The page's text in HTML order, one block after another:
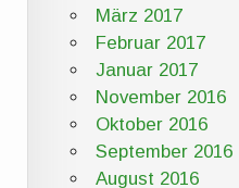
März 2017
Februar 2017
Januar 2017
November 2016
Oktober 2016
September 2016
August 2016